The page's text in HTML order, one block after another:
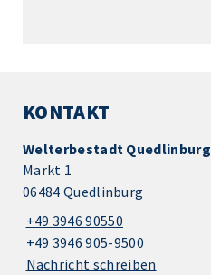
KONTAKT
Welterbestadt Quedlinburg
Markt 1
06484 Quedlinburg
+49 3946 90550
+49 3946 905-9500
Nachricht schreiben